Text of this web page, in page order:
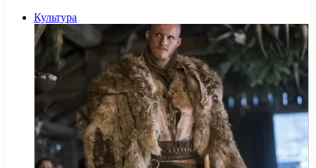
Культура